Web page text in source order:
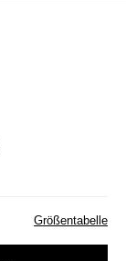
Größentabelle